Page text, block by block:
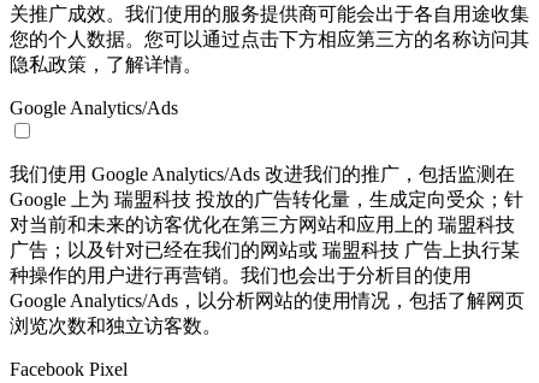
关推广成效。我们使用的服务提供商可能会出于各自用途收集
您的个人数据。您可以通过点击下方相应第三方的名称访问其
隐私政策，了解详情。
Google Analytics/Ads
我们使用 Google Analytics/Ads 改进我们的推广，包括监测在
Google 上为 瑞盟科技 投放的广告转化量，生成定向受众；针
对当前和未来的访客优化在第三方网站和应用上的 瑞盟科技
广告；以及针对已经在我们的网站或 瑞盟科技 广告上执行某
种操作的用户进行再营销。我们也会出于分析目的使用
Google Analytics/Ads，以分析网站的使用情况，包括了解网页
浏览次数和独立访客数。
Facebook Pixel